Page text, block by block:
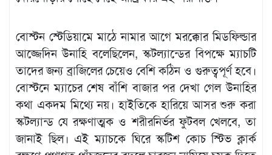
বোস্টন স্টেডিয়ামে মাঠে নামার আগে মরক্কোর মিডফিল্ডার
আজ্জেদিন উনাহি বলেছিলেন, স্কটল্যান্ডের বিপক্ষে ম্যাচটি
তাদের জন্য ব্রাজিলের চেয়েও বেশি কঠিন ও গুরুত্বপূর্ণ হবে।
বোস্টনে ম্যাচের শেষ বাঁশি বাজার পর দেখা গেল উনাহির
কথা একদম মিথ্যে নয়। হাইতিকে হারিয়ে আসর শুরু করা
স্কটল্যান্ড যে রক্ষণাত্মক ও শরীরনির্ভর ফুটবল খেলবে, তা
জানাই ছিল। এই ম্যাচকে ঘিরে স্কটিশ কোচ স্টিভ ক্লার্ক